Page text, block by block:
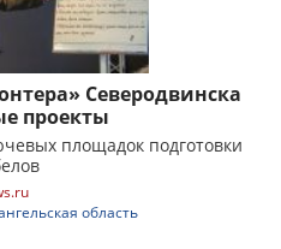
Северодвинска
проекты
площадок подготовки
область